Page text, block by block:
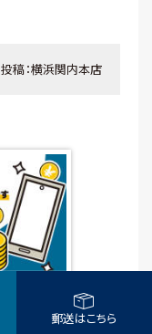
郵送はこちら
投稿：横浜関内本店